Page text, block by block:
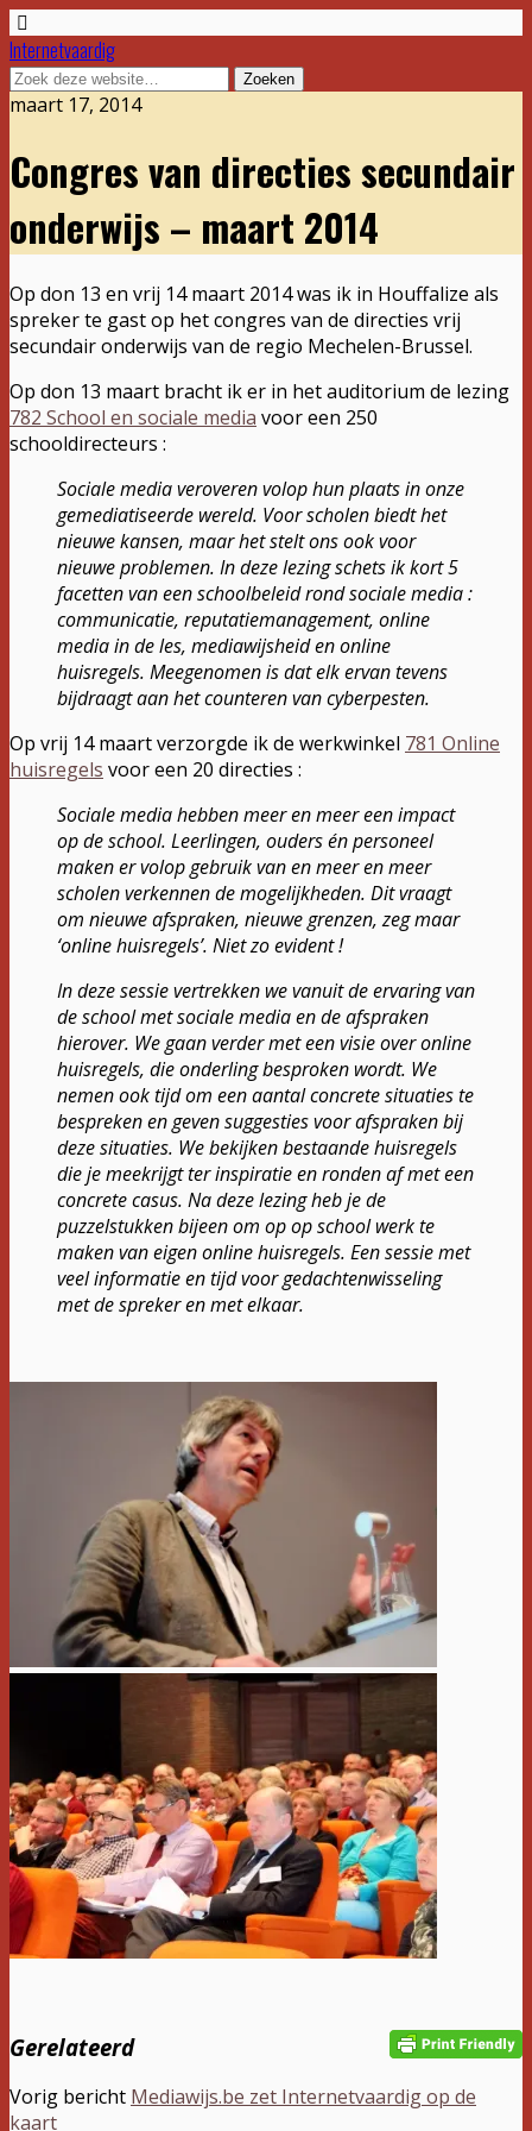
Internetvaardig
maart 17, 2014
Congres van directies secundair
onderwijs – maart 2014
Op don 13 en vrij 14 maart 2014 was ik in Houffalize als
spreker te gast op het congres van de directies vrij
secundair onderwijs van de regio Mechelen-Brussel.
Op don 13 maart bracht ik er in het auditorium de lezing
782 School en sociale media voor een 250
schooldirecteurs :
Sociale media veroveren volop hun plaats in onze
gemediatiseerde wereld. Voor scholen biedt het
nieuwe kansen, maar het stelt ons ook voor
nieuwe problemen. In deze lezing schets ik kort 5
facetten van een schoolbeleid rond sociale media :
communicatie, reputatiemanagement, online
media in de les, mediawijsheid en online
huisregels. Meegenomen is dat elk ervan tevens
bijdraagt aan het counteren van cyberpesten.
Op vrij 14 maart verzorgde ik de werkwinkel 781 Online
huisregels voor een 20 directies :
Sociale media hebben meer en meer een impact
op de school. Leerlingen, ouders én personeel
maken er volop gebruik van en meer en meer
scholen verkennen de mogelijkheden. Dit vraagt
om nieuwe afspraken, nieuwe grenzen, zeg maar
‘online huisregels’. Niet zo evident !
In deze sessie vertrekken we vanuit de ervaring van
de school met sociale media en de afspraken
hierover. We gaan verder met een visie over online
huisregels, die onderling besproken wordt. We
nemen ook tijd om een aantal concrete situaties te
bespreken en geven suggesties voor afspraken bij
deze situaties. We bekijken bestaande huisregels
die je meekrijgt ter inspiratie en ronden af met een
concrete casus. Na deze lezing heb je de
puzzelstukken bijeen om op op school werk te
maken van eigen online huisregels. Een sessie met
veel informatie en tijd voor gedachtenwisseling
met de spreker en met elkaar.
Gerelateerd
Vorig bericht Mediawijs.be zet Internetvaardig op de
kaart